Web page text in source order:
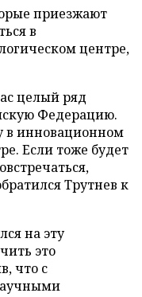
приезжают
в
центре,
целый ряд
Федерацию.
в инновационном
Если тоже будет
Трутнев к
на эту
это
что с